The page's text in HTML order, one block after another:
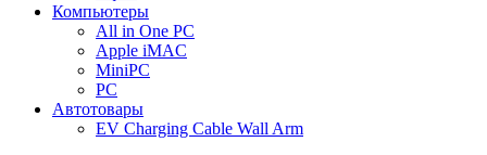
Компьютеры
All in One PC
Apple iMAC
MiniPC
PC
Автотовары
EV Charging Cable Wall Arm